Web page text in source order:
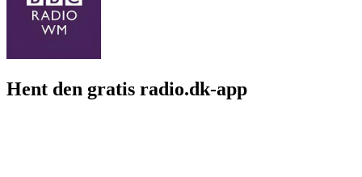
Hent den gratis radio.dk-app